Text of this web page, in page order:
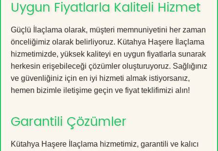
Uygun Fiyatlarla Kaliteli Hizmet
Güçlü İlaçlama olarak, müşteri memnuniyetini her zaman
önceliğimiz olarak belirliyoruz. Kütahya Haşere İlaçlama
hizmetimizde, yüksek kaliteyi en uygun fiyatlarla sunarak
herkesin erişebileceği çözümler oluşturuyoruz. Sağlığınız
ve güvenliğiniz için en iyi hizmeti almak istiyorsanız,
hemen bizimle iletişime geçin ve fiyat teklifimizi alın!
Garantili Çözümler
Kütahya Haşere İlaçlama hizmetimiz, garantili ve kalıcı